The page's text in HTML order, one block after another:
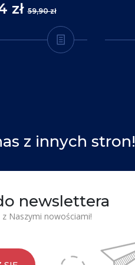
zł59,90 zł
z innych stron!
newslettera
Naszymi nowościami!